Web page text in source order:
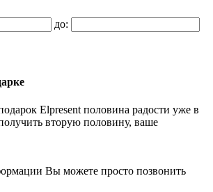
до:
Elpresent половина радости уже в
вторую половину, ваше
Вы можете просто позвонить